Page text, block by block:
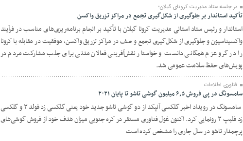
در جلسه ستاد مدیریت کرونای گیلان؛
تأکید استاندار بر جلوگیری از شکل‌گیری تجمع در مراکز تزریق واکسن
استاندار و رئیس ستاد استانی مدیریت کرونا گیلان با تأکید بر انجام برنامه‌ریزی‌های مناسب در فرآیند
واکسیناسیون و جلوگیری از شکل‌گیری تجمع و صف در مراکز تزریق واکسن، موفقیت در مقابله با کرونا
را در گرو عزم همگانی دانست و خواستار نقش‌آفرینی فعالان مدنی برای جلب مشارکت مردم در
پویش‌های حفظ سلامت عمومی شد.
فناوری اطلاعات
سامسونگ در پی فروش ۶٫۵ میلیون گوشی تاشو تا پایان ۲۰۲۱
سامسونگ در رویداد اخیر گلکسی آنپکد از دو گوشی تاشو جدید خود یعنی گلکسی زد فولد ۳ و گلکسی
زد فلیپ ۳ رونمایی کرد. اکنون غول فناوری مستقر در کره جنوبی میزان هدف خود از فروش گوشی‌های
پرچمدار تاشو در سال جاری را مشخص کرده است